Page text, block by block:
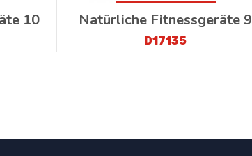
10 Natürliche Fitnessgeräte 9
D17135